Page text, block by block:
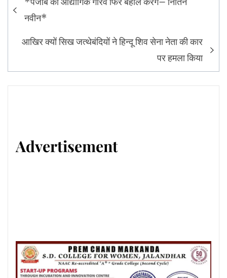
navigation
नवीन*
आखिर क्यों सिख जत्थेबंदियों ने हिन्दू शिव सेना नेता की कार
पर हमला किया
Advertisement